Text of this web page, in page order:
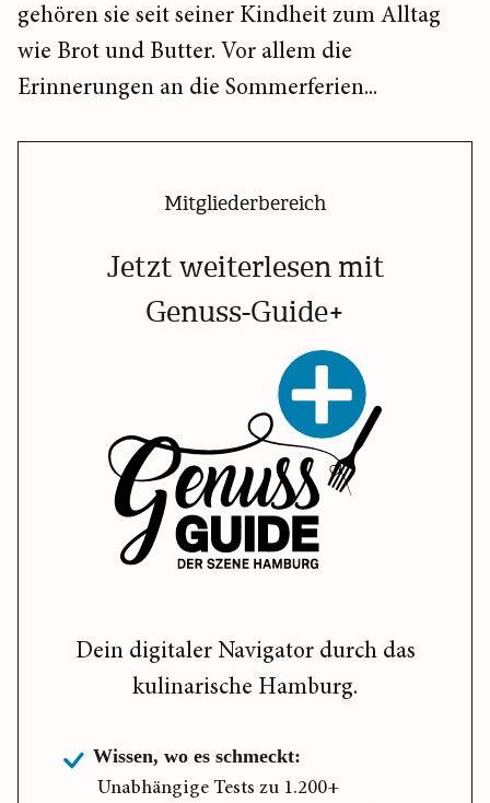
gehören sie seit seiner Kindheit zum Alltag
wie Brot und Butter. Vor allem die
Erinnerungen an die Sommerferien...
Mitgliederbereich
Jetzt weiterlesen mit
Genuss-Guide+
Dein digitaler Navigator durch das
kulinarische Hamburg.
Wissen, wo es schmeckt:
Unabhängige Tests zu 1.200+